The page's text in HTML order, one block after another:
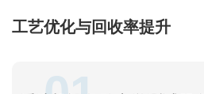
工艺优化与回收率提升